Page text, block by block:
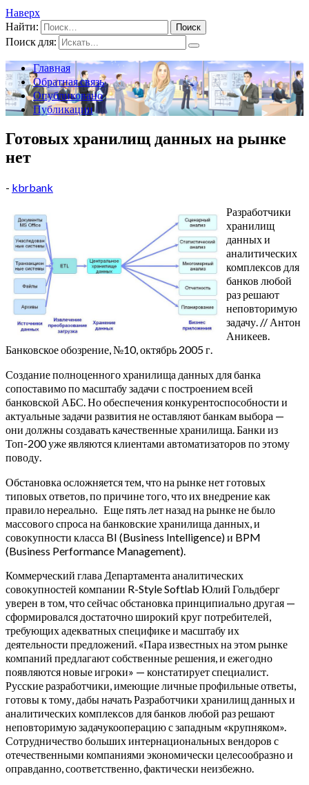
Наверх
Найти:
Поиск для:
Главная
Обратная связь
Опубликовано
Публикации
Готовых хранилищ данных на рынке
нет
- kbrbank
Разработчики
хранилищ
данных и
аналитических
комплексов для
банков любой
раз решают
неповторимую
задачу. // Антон
Аникеев.
Банковское обозрение, №10, октябрь 2005 г.
Создание полноценного хранилища данных для банка
сопоставимо по масштабу задачи с построением всей
банковской АБС. Но обеспечения конкурентоспособности и
актуальные задачи развития не оставляют банкам выбора —
они должны создавать качественные хранилища. Банки из
Топ-200 уже являются клиентами автоматизаторов по этому
поводу.
Обстановка осложняется тем, что на рынке нет готовых
типовых ответов, по причине того, что их внедрение как
правило нереально. Еще пять лет назад на рынке не было
массового спроса на банковские хранилища данных, и
совокупности класса BI (Business Intelligence) и BPM
(Business Performance Management).
Коммерческий глава Департамента аналитических
совокупностей компании R-Style Softlab Юлий Гольдберг
уверен в том, что сейчас обстановка принципиально другая —
сформировался достаточно широкий круг потребителей,
требующих адекватных специфике и масштабу их
деятельности предложений. «Пара известных на этом рынке
компаний предлагают собственные решения, и ежегодно
появляются новые игроки» — констатирует специалист.
Русские разработчики, имеющие личные профильные ответы,
готовы к тому, дабы начать Разработчики хранилищ данных и
аналитических комплексов для банков любой раз решают
неповторимую задачукооперацию с западным «крупняком».
Сотрудничество больших интернациональных вендоров с
отечественными компаниями экономически целесообразно и
оправданно, соответственно, фактически неизбежно.